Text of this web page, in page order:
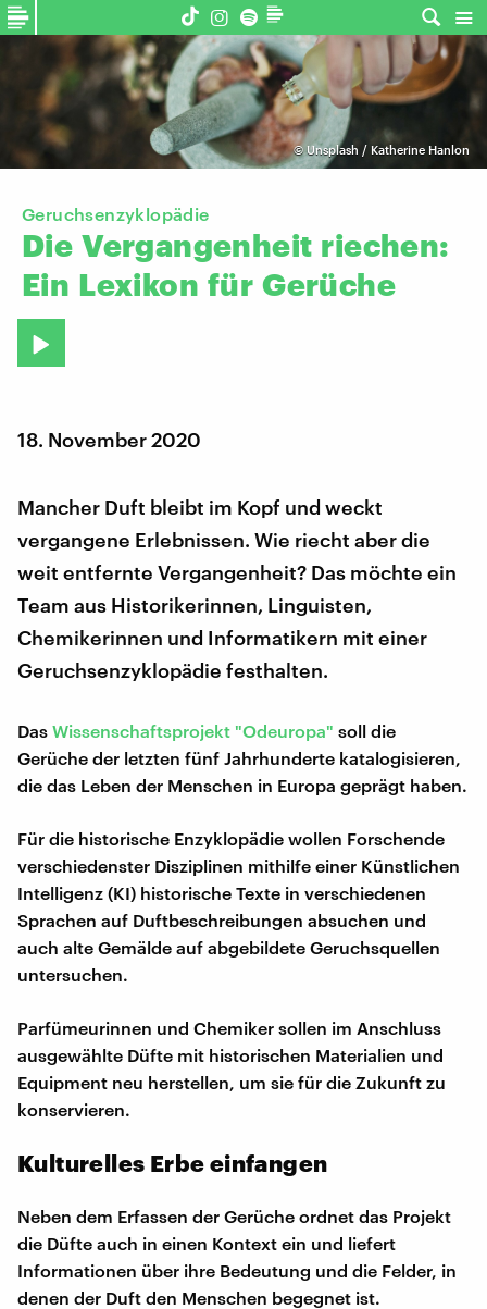
© Unsplash / Katherine Hanlon
Geruchsenzyklopädie
Die Vergangenheit riechen:
Ein Lexikon für Gerüche
18. November 2020
Mancher Duft bleibt im Kopf und weckt
vergangene Erlebnissen. Wie riecht aber die
weit entfernte Vergangenheit? Das möchte ein
Team aus Historikerinnen, Linguisten,
Chemikerinnen und Informatikern mit einer
Geruchsenzyklopädie festhalten.
Das Wissenschaftsprojekt "Odeuropa" soll die
Gerüche der letzten fünf Jahrhunderte katalogisieren,
die das Leben der Menschen in Europa geprägt haben.
Für die historische Enzyklopädie wollen Forschende
verschiedenster Disziplinen mithilfe einer Künstlichen
Intelligenz (KI) historische Texte in verschiedenen
Sprachen auf Duftbeschreibungen absuchen und
auch alte Gemälde auf abgebildete Geruchsquellen
untersuchen.
Parfümeurinnen und Chemiker sollen im Anschluss
ausgewählte Düfte mit historischen Materialien und
Equipment neu herstellen, um sie für die Zukunft zu
konservieren.
Kulturelles Erbe einfangen
Neben dem Erfassen der Gerüche ordnet das Projekt
die Düfte auch in einen Kontext ein und liefert
Informationen über ihre Bedeutung und die Felder, in
denen der Duft den Menschen begegnet ist.